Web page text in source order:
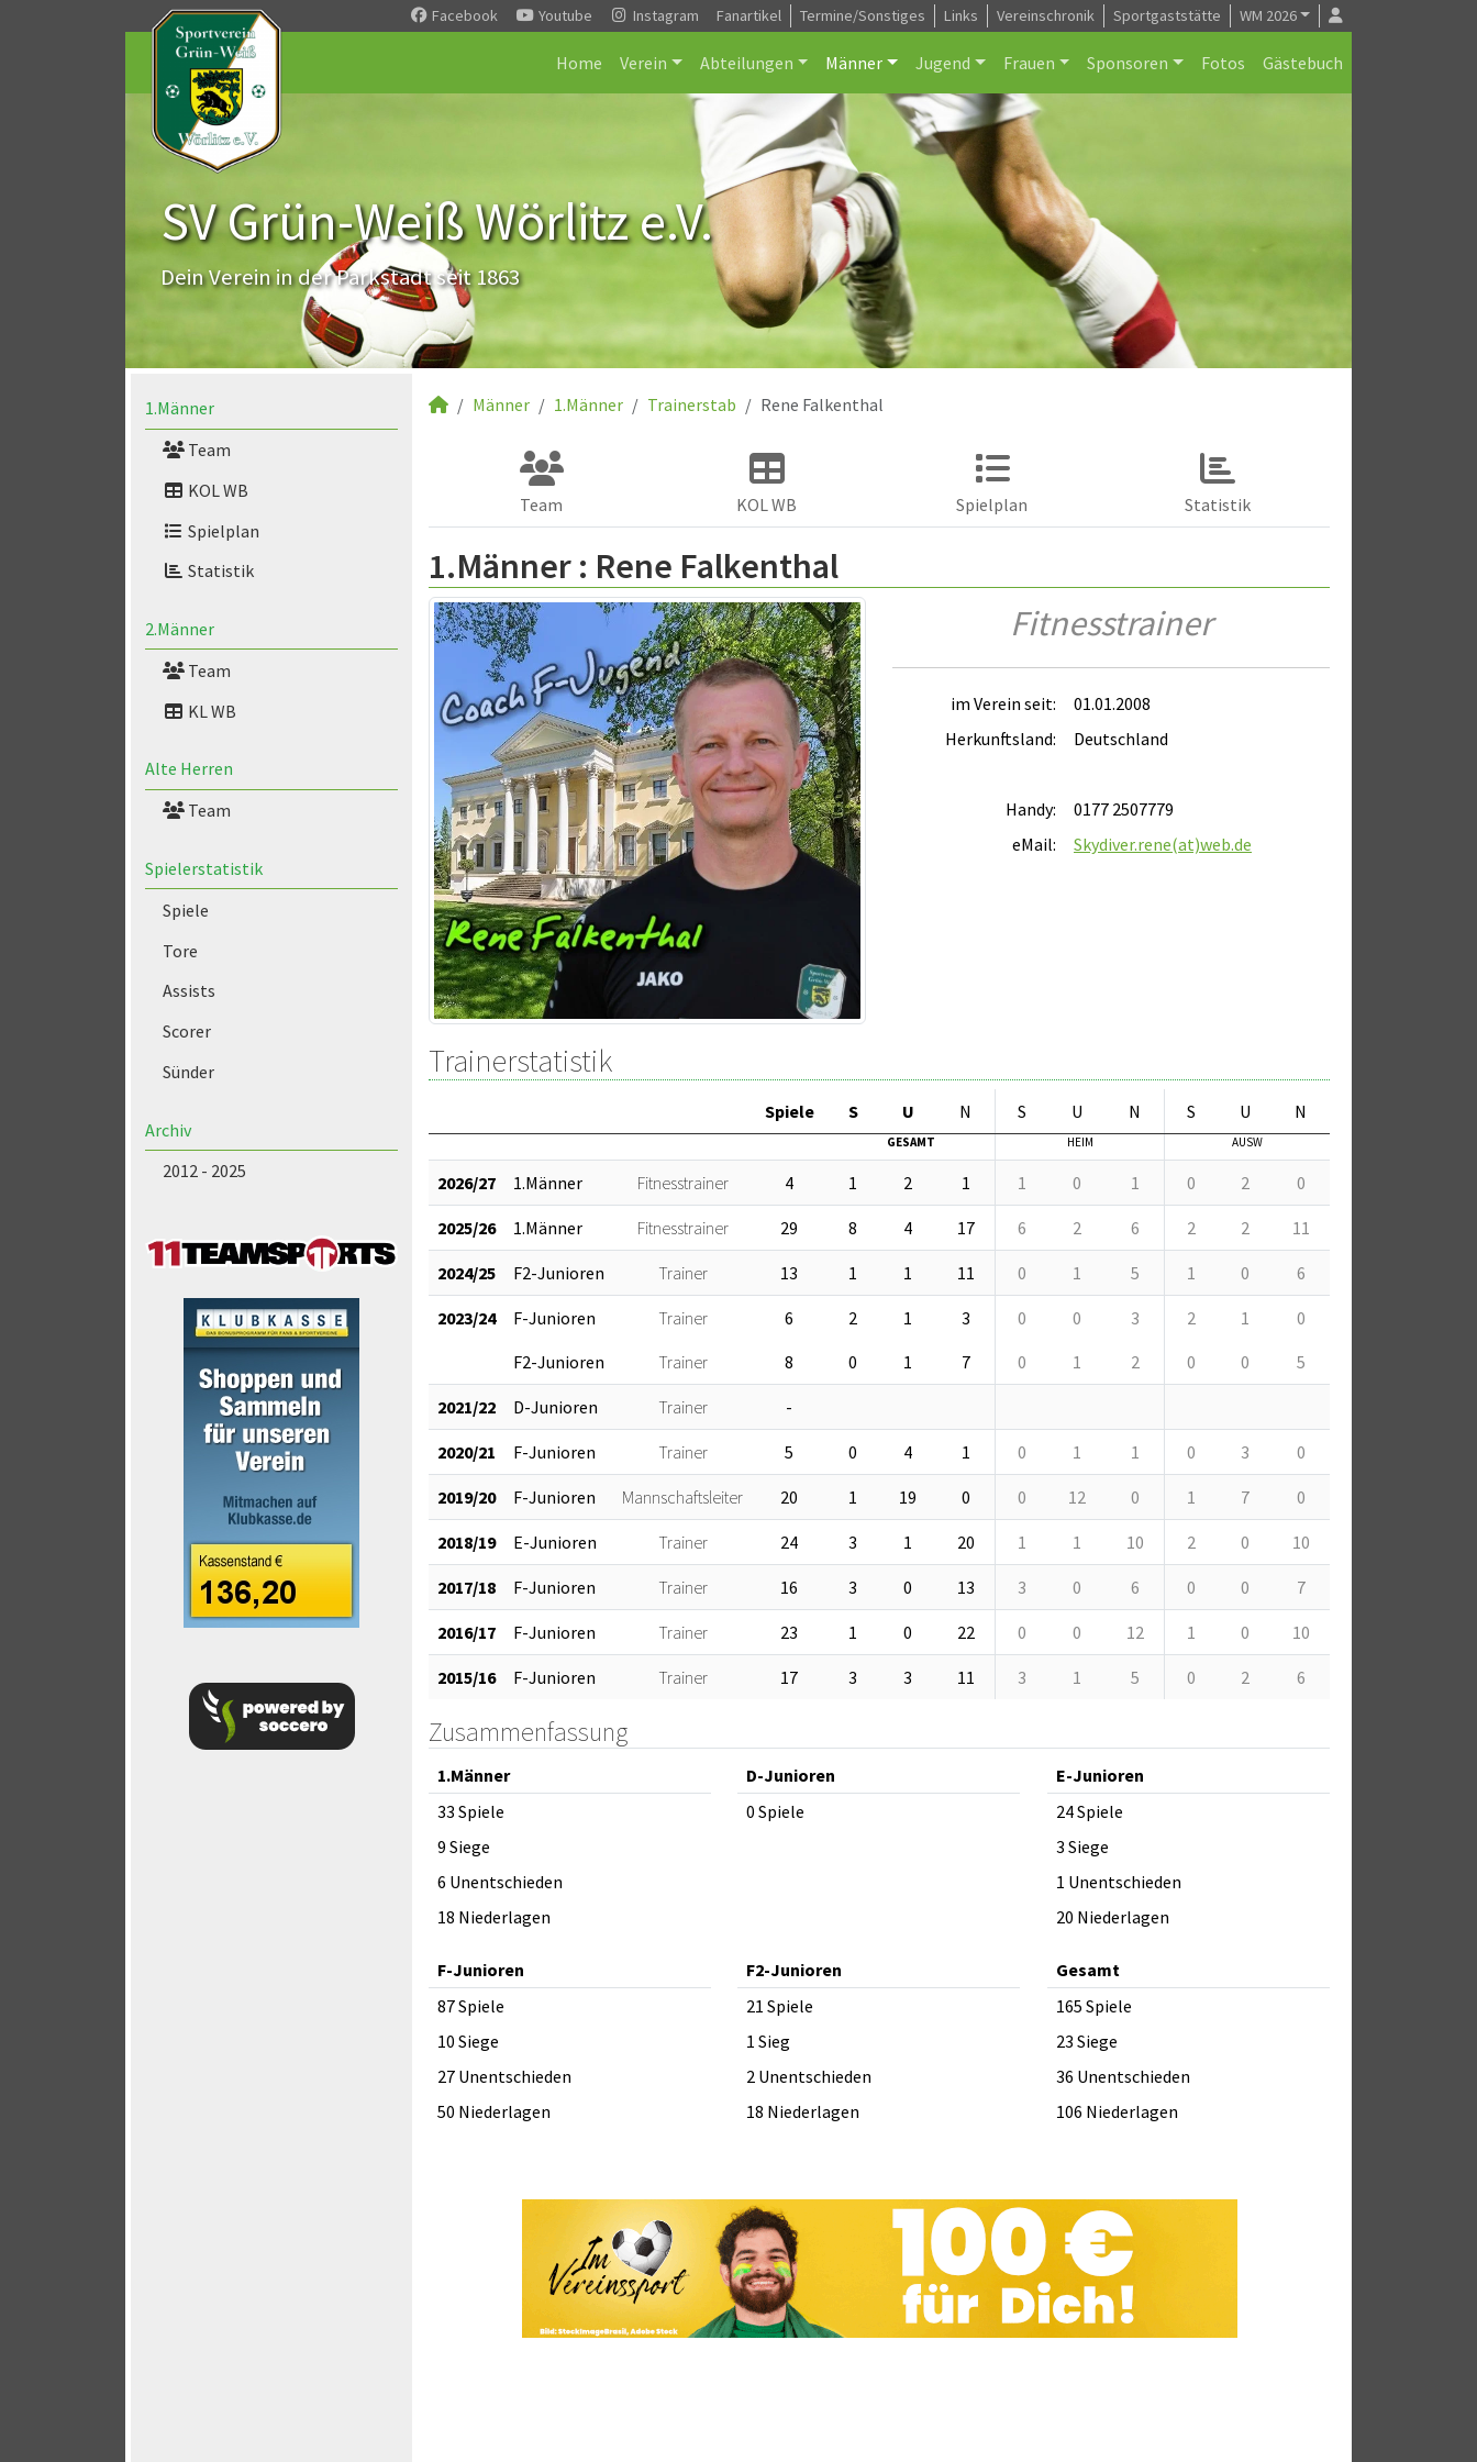
Facebook Youtube Instagram Fanartikel Termine/Sonstiges Links Vereinschronik Sportgaststätte WM 2026
Home Verein Abteilungen Männer Jugend Frauen Sponsoren Fotos Gästebuch
SV Grün-Weiß Wörlitz e.V.
Dein Verein in der Parkstadt seit 1863
1.Männer
Team
KOL WB
Spielplan
Statistik
2.Männer
Team
KL WB
Alte Herren
Team
Spielerstatistik
Spiele
Tore
Assists
Scorer
Sünder
Archiv
2012 - 2025
Männer 1.Männer Trainerstab Rene Falkenthal
Team KOL WB Spielplan Statistik
1.Männer : Rene Falkenthal
Fitnesstrainer
im Verein seit:
01.01.2008
Herkunftsland:
Deutschland
Handy:
0177 2507779
eMail:
Skydiver.rene(at)web.de
Trainerstatistik
Spiele S U N S U N S U N
GESAMT HEIM AUSW
2026/27 1.Männer Fitnesstrainer 4 1 2 1 1 0 1 0 2 0
2025/26 1.Männer Fitnesstrainer 29 8 4 17 6 2 6 2 2 11
2024/25 F2-Junioren Trainer 13 1 1 11 0 1 5 1 0 6
2023/24 F-Junioren Trainer 6 2 1 3 0 0 3 2 1
0
F2-Junioren
Trainer 8 0 1 7 0 1 2 0 0 5
2021/22 D-Junioren Trainer -
2020/21 F-Junioren Trainer 5 0 4 1 0 1 1 0 3 0
2019/20 F-Junioren Mannschaftsleiter 20 1 19 0 0 12 0 1 7 0
2018/19 E-Junioren Trainer 24 3 1 20 1 1 10 2 0 10
2017/18 F-Junioren Trainer 16 3 0 13 3 0 6 0 0 7
2016/17 F-Junioren Trainer 23 1 0 22 0 0 12 1 0 10
2015/16 F-Junioren Trainer 17 3 3 11 3 1 5 0 2 6
Zusammenfassung
1.Männer
33 Spiele
9 Siege
6 Unentschieden
18 Niederlagen
D-Junioren
0 Spiele
E-Junioren
24 Spiele
3 Siege
1 Unentschieden
20 Niederlagen
F-Junioren
87 Spiele
10 Siege
27 Unentschieden
50 Niederlagen
F2-Junioren
21 Spiele
1 Sieg
2 Unentschieden
18 Niederlagen
Gesamt
165 Spiele
23 Siege
36 Unentschieden
106 Niederlagen